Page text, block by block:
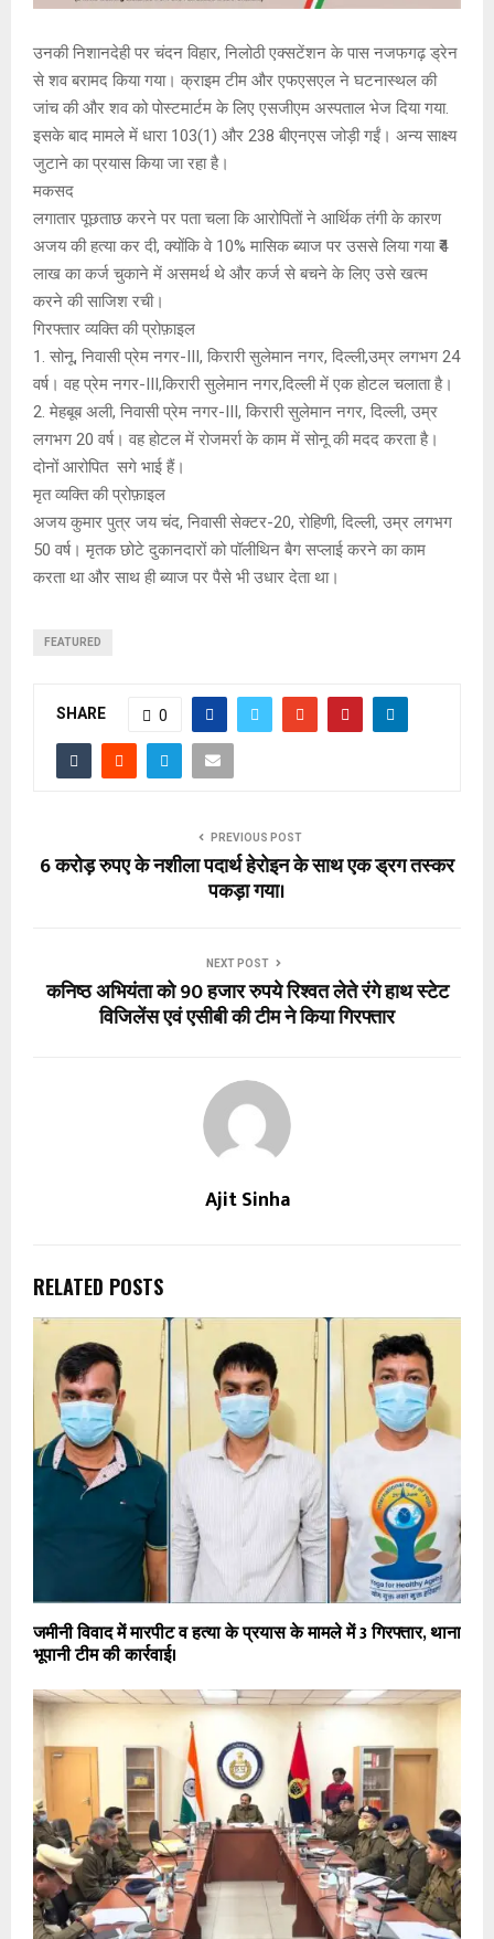
उनकी निशानदेही पर चंदन विहार, निलोठी एक्सटेंशन के पास नजफगढ़ ड्रेन
से शव बरामद किया गया। क्राइम टीम और एफएसएल ने घटनास्थल की
जांच की और शव को पोस्टमार्टम के लिए एसजीएम अस्पताल भेज दिया गया.
इसके बाद मामले में धारा 103(1) और 238 बीएनएस जोड़ी गईं। अन्य साक्ष्य
जुटाने का प्रयास किया जा रहा है।
मकसद
लगातार पूछताछ करने पर पता चला कि आरोपितों ने आर्थिक तंगी के कारण
अजय की हत्या कर दी, क्योंकि वे 10% मासिक ब्याज पर उससे लिया गया ₹4
लाख का कर्ज चुकाने में असमर्थ थे और कर्ज से बचने के लिए उसे खत्म
करने की साजिश रची।
गिरफ्तार व्यक्ति की प्रोफ़ाइल
1. सोनू, निवासी प्रेम नगर-III, किरारी सुलेमान नगर, दिल्ली,उम्र लगभग 24
वर्ष। वह प्रेम नगर-III,किरारी सुलेमान नगर,दिल्ली में एक होटल चलाता है।
2. मेहबूब अली, निवासी प्रेम नगर-III, किरारी सुलेमान नगर, दिल्ली, उम्र
लगभग 20 वर्ष। वह होटल में रोजमर्रा के काम में सोनू की मदद करता है।
दोनों आरोपित सगे भाई हैं।
मृत व्यक्ति की प्रोफ़ाइल
अजय कुमार पुत्र जय चंद, निवासी सेक्टर-20, रोहिणी, दिल्ली, उम्र लगभग
50 वर्ष। मृतक छोटे दुकानदारों को पॉलीथिन बैग सप्लाई करने का काम
करता था और साथ ही ब्याज पर पैसे भी उधार देता था।
FEATURED
SHARE 0
PREVIOUS POST
6 करोड़ रुपए के नशीला पदार्थ हेरोइन के साथ एक ड्रग तस्कर
पकड़ा गया।
NEXT POST
कनिष्ठ अभियंता को 90 हजार रुपये रिश्वत लेते रंगे हाथ स्टेट
विजिलेंस एवं एसीबी की टीम ने किया गिरफ्तार
Ajit Sinha
RELATED POSTS
जमीनी विवाद में मारपीट व हत्या के प्रयास के मामले में 3 गिरफ्तार, थाना
भूपानी टीम की कार्रवाई।